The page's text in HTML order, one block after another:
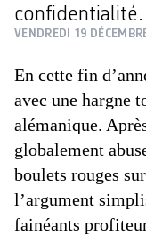
confidentialité.
VENDREDI 19
En cette fin
avec une hargne
alémanique.
globalement
boulets rouges
l’argument
fainéants